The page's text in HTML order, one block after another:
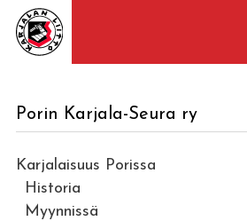
Porin Karjala-Seura ry
Karjalaisuus Porissa
Historia
Myynnissä